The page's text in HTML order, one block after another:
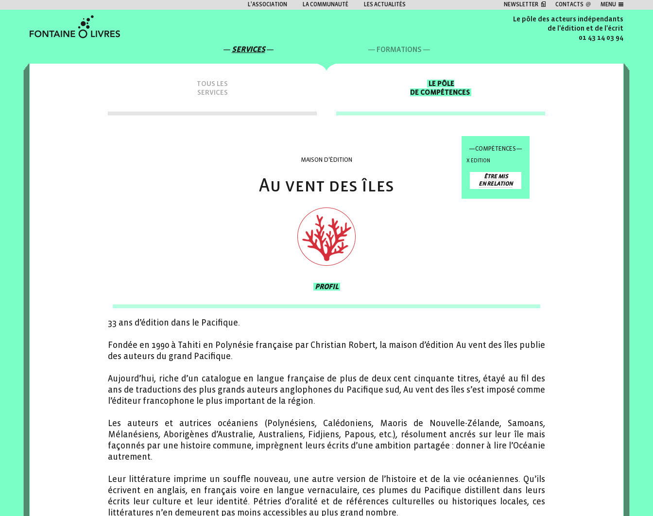
L'ASSOCIATION LA COMMUNAUTÉ LES ACTUALITÉS NEWSLETTER CONTACTS MENU
Le pôle des acteurs indépendants
de l'édition et de l'écrit
01 43 14 03 94
SERVICES FORMATIONS
TOUS LES
SERVICES
LE PÔLE
DE COMPÉTENCES
MAISON D'ÉDITION
Au vent des îles
—COMPÉTENCES—
ÉDITION
ÊTRE MIS
EN RELATION
PROFIL
33 ans d’édition dans le Pacifique.
Fondée en 1990 à Tahiti en Polynésie française par Christian Robert, la maison d’édition Au vent des îles publie
des auteurs du grand Pacifique.
Aujourd’hui, riche d’un catalogue en langue française de plus de deux cent cinquante titres, étayé au fil des
ans de traductions des plus grands auteurs anglophones du Pacifique sud, Au vent des îles s’est imposé comme
l’éditeur francophone le plus important de la région.
Les auteurs et autrices océaniens (Polynésiens, Calédoniens, Maoris de Nouvelle-Zélande, Samoans,
Mélanésiens, Aborigènes d’Australie, Australiens, Fidjiens, Papous, etc.), résolument ancrés sur leur île mais
façonnés par une histoire commune, imprègnent leurs écrits d’une ambition partagée : donner à lire l’Océanie
autrement.
Leur littérature imprime un souffle nouveau, une autre version de l’histoire et de la vie océaniennes. Qu’ils
écrivent en anglais, en français voire en langue vernaculaire, ces plumes du Pacifique distillent dans leurs
écrits leur culture et leur identité. Pétries d’oralité et de références culturelles ou historiques locales, ces
littératures n’en demeurent pas moins accessibles au plus grand nombre.